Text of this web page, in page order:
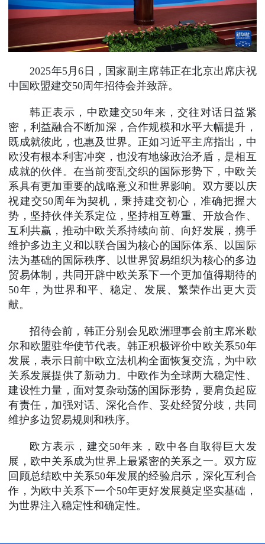
2025年5月6日，国家副主席韩正在北京出席庆祝
中国欧盟建交50周年招待会并致辞。
韩正表示，中欧建交50年来，交往对话日益紧
密，利益融合不断加深，合作规模和水平大幅提升，
既成就彼此，也惠及世界。正如习近平主席指出，中
欧没有根本利害冲突，也没有地缘政治矛盾，是相互
成就的伙伴。在当前变乱交织的国际形势下，中欧关
系具有更加重要的战略意义和世界影响。双方要以庆
祝建交50周年为契机，秉持建交初心，准确把握大
势，坚持伙伴关系定位，坚持相互尊重、开放合作、
互利共赢，推动中欧关系持续向前、向好发展，携手
维护多边主义和以联合国为核心的国际体系、以国际
法为基础的国际秩序、以世界贸易组织为核心的多边
贸易体制，共同开辟中欧关系下一个更加值得期待的
50年，为世界和平、稳定、发展、繁荣作出更大贡
献。
招待会前，韩正分别会见欧洲理事会前主席米歇
尔和欧盟驻华使节代表。韩正积极评价中欧关系50年
发展，表示日前中欧立法机构全面恢复交流，为中欧
关系发展提供了新动力。中欧作为全球两大稳定性、
建设性力量，面对复杂动荡的国际形势，要肩负起应
有责任，加强对话、深化合作、妥处经贸分歧，共同
维护多边贸易规则和秩序。
欧方表示，建交50年来，欧中各自取得巨大发
展，欧中关系成为世界上最紧密的关系之一。双方应
回顾总结欧中关系50年发展的经验启示，深化互利合
作，为欧中关系下一个50年更好发展奠定坚实基础，
为世界注入稳定性和确定性。